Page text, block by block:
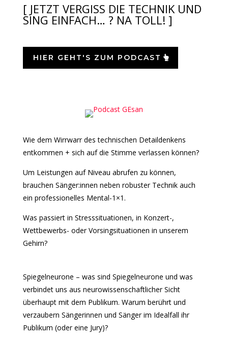
[ JETZT VERGISS DIE TECHNIK UND
SING EINFACH… ? NA TOLL! ]
HIER GEHT'S ZUM PODCAST
Wie dem Wirrwarr des technischen Detaildenkens
entkommen + sich auf die Stimme verlassen können?
Um Leistungen auf Niveau abrufen zu können,
brauchen Sänger:innen neben robuster Technik auch
ein professionelles Mental-1×1.
Was passiert in Stresssituationen, in Konzert-,
Wettbewerbs- oder Vorsingsituationen in unserem
Gehirn?
Spiegelneurone – was sind Spiegelneurone und was
verbindet uns aus neurowissenschaftlicher Sicht
überhaupt mit dem Publikum. Warum berührt und
verzaubern Sängerinnen und Sänger im Idealfall ihr
Publikum (oder eine Jury)?